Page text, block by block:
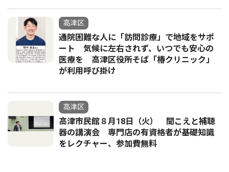
高津区
通院困難な人に「訪問診療」で地域をサポ
ート 気候に左右されず、いつでも安心の
医療を 高津区役所そば「椿クリニック」
が利用呼び掛け
高津区
高津市民館８月18日（火） 聞こえと補聴
器の講演会 専門店の有資格者が基礎知識
をレクチャー、参加費無料